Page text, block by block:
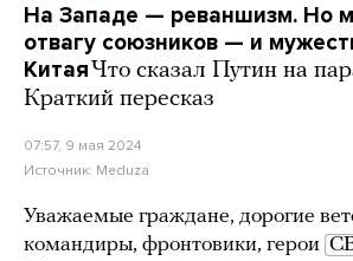
На Западе — реваншизм. Но
отвагу союзников — и
Китая Что сказал Путин на
Краткий пересказ
07:57, 9 мая 2024
Источник: Meduza
Уважаемые граждане, дорогие
командиры, фронтовики, герои